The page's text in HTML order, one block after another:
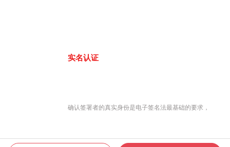
实名认证
确认签署者的真实身份是电子签名法最基础的要求，